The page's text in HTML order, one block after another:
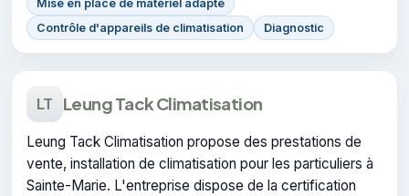
Mise en place de matériel adapté
Contrôle d'appareils de climatisation
Diagnostic
LT Leung Tack Climatisation
Leung Tack Climatisation propose des prestations de
vente, installation de climatisation pour les particuliers à
Sainte-Marie. L'entreprise dispose de la certification